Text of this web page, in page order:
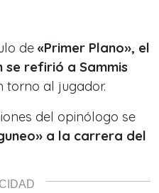
de «Primer Plano», el
se refirió a Sammis
torno al jugador.
del opinólogo se
a la carrera del